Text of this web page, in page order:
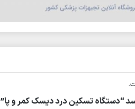
“دستگاه تسکین درد دیسک کمر و پا”